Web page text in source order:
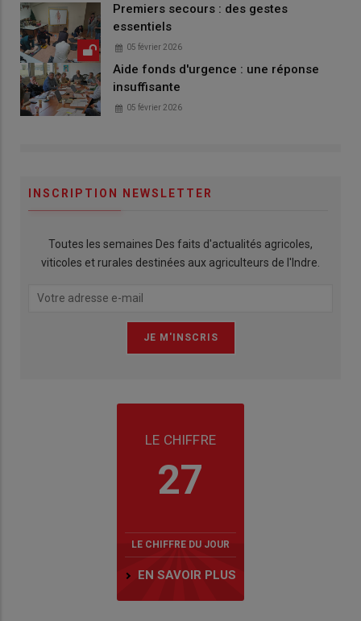
Premiers secours : des gestes
essentiels
05 février 2026
Aide fonds d'urgence : une réponse
insuffisante
05 février 2026
INSCRIPTION NEWSLETTER
Toutes les semaines Des faits d'actualités agricoles,
viticoles et rurales destinées aux agriculteurs de l'Indre.
LE CHIFFRE
27
LE CHIFFRE DU JOUR
EN SAVOIR PLUS